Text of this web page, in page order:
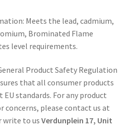
Meets the lead, cadmium,
Brominated Flame
level requirements.
Product Safety Regulation
that all consumer products
EU standards. For any product
concerns, please contact us at
write to us Verdunplein 17, Unit